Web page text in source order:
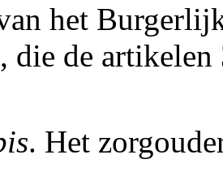
het
die de artikelen
. Het